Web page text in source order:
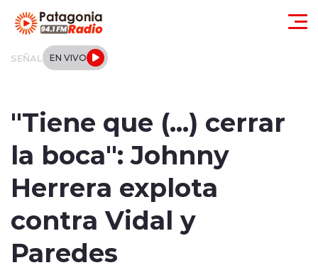
SEÑAL EN VIVO
Regionales
Internacional
"Tiene que (...) cerrar
la boca": Johnny
Herrera explota
contra Vidal y
Paredes